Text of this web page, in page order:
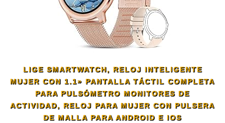
LIGE SMARTWATCH, RELOJ INTELIGENTE
MUJER CON 1.1» PANTALLA TÁCTIL COMPLETA
PARA PULSÓMETRO MONITORES DE
ACTIVIDAD, RELOJ PARA MUJER CON PULSERA
DE MALLA PARA ANDROID E IOS